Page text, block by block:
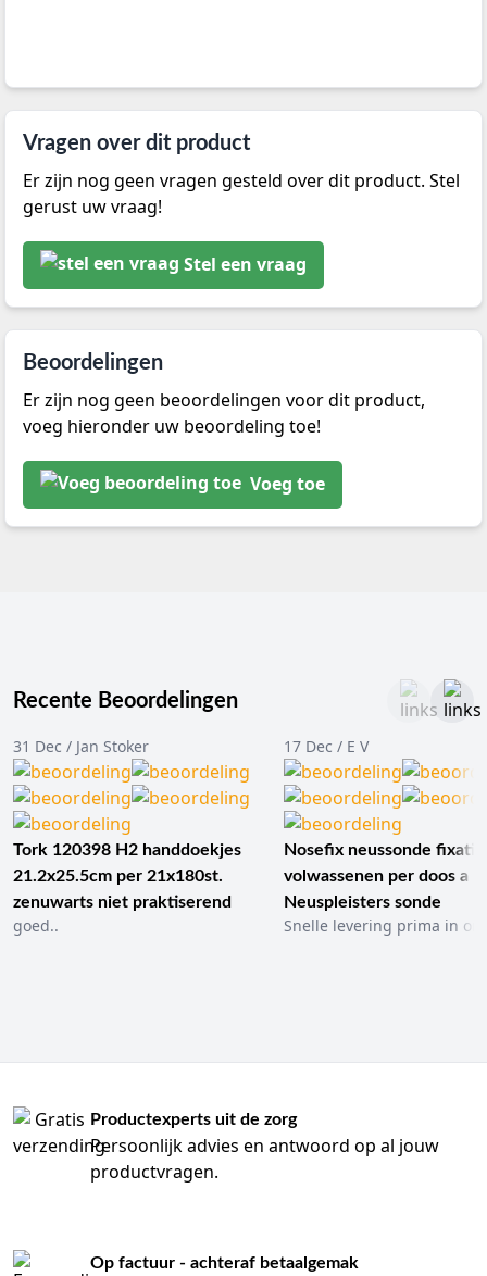
Vragen over dit product
Er zijn nog geen vragen gesteld over dit product. Stel
gerust uw vraag!
Stel een vraag
Beoordelingen
Er zijn nog geen beoordelingen voor dit product,
voeg hieronder uw beoordeling toe!
Voeg toe
Recente Beoordelingen
31 Dec / Jan Stoker
Tork 120398 H2 handdoekjes
21.2x25.5cm per 21x180st.
zenuwarts niet praktiserend
goed..
17 Dec / E V
Nosefix neussonde
volwassenen per doos a
Neuspleisters sonde
Snelle levering prima in
Productexperts uit de zorg
Persoonlijk advies en antwoord op al jouw
productvragen.
Op factuur - achteraf betaalgemak